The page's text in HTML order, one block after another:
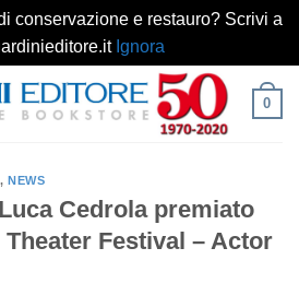
conservazione e restauro? Scrivi a
Ignora
0
,NEWS
Cedrola premiato
Festival – Actor